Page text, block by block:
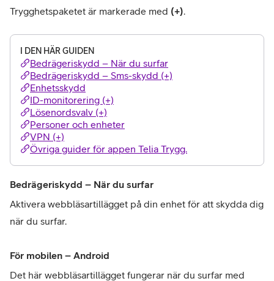
Trygghetspaketet är markerade med (+).
I DEN HÄR GUIDEN
Bedrägeriskydd – När du surfar
Bedrägeriskydd – Sms-skydd (+)
Enhetsskydd
ID-monitorering (+)
Lösenordsvalv (+)
Personer och enheter
VPN (+)
Övriga guider för appen Telia Trygg.
Bedrägeriskydd – När du surfar
Aktivera webbläsartillägget på din enhet för att skydda dig
när du surfar.
För mobilen – Android
Det här webbläsartillägget fungerar när du surfar med